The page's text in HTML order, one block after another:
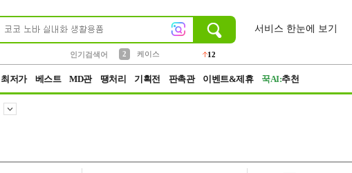
인기검색어
2
케이스
12
서비스 한눈에 보기
최저가 베스트 MD관 땡처리 기획전 판촉관 이벤트&제휴 꾹AI:추천